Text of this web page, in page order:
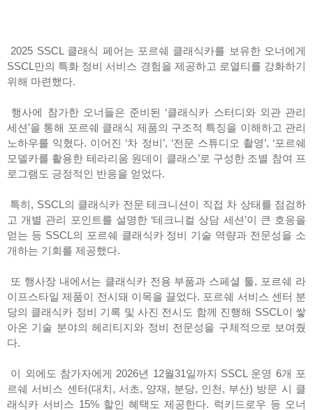
2025 SSCL 클래식 페어는 포르쉐 클래식카를 보유한 오너에게
SSCL만의 특화 정비 서비스 경험을 제공하고 로열티를 강화하기
위해 마련했다.
행사에 참가한 오너들은 준비된 ‘클래식카 스터디와 외관 관리
세션’을 통해 포르쉐 클래식 제품의 구조적 특징을 이해하고 관리
노하우를 익혔다. 이어진 ‘차 정비’, ‘전문 스튜디오 촬영’, ‘포르쉐
모델카를 활용한 테라리움 원데이 클래스’로 구성한 조별 참여 프
로그램도 긍정적인 반응을 얻었다.
특히, SSCL의 클래식카 전문 테크니션이 직접 차 상태를 점검하
고 개별 관리 포인트를 설명한 ‘테크니컬 상담 세션’이 큰 호응을
얻는 등 SSCL의 포르쉐 클래식카 정비 기술 역량과 전문성을 소
개하는 기회를 제공했다.
또 행사장 내에서는 클래식카 전용 부품과 스페셜 툴, 포르쉐 라
이프스타일 제품이 전시돼 이목을 끌었다. 포르쉐 서비스 센터 분
당의 클래식카 정비 기록 및 사진 전시도 함께 진행해 SSCL이 쌓
아온 기술 분야의 헤리티지와 정비 전문성을 구체적으로 보여줬
다.
이 외에도 참가자에게 2026년 12월31일까지 SSCL 운영 6개 포
르쉐 서비스 센터(대치, 서초, 양재, 분당, 인천, 부산) 방문 시 클
래식카 서비스 15% 할인 혜택도 제공한다. 럭키드로우 등 오너